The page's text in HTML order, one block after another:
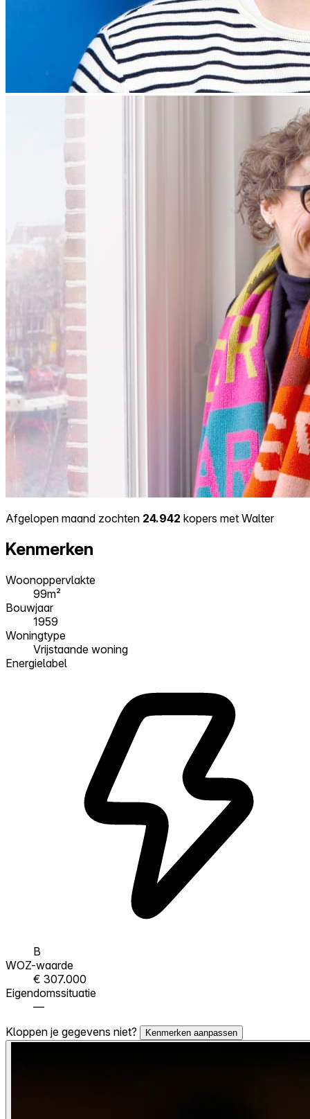
Afgelopen maand zochten 24.942 kopers met Walter
Kenmerken
Woonoppervlakte
99m²
Bouwjaar
1959
Woningtype
Vrijstaande woning
Energielabel
B
WOZ-waarde
€ 307.000
Eigendomssituatie
—
Kloppen je gegevens niet?
Kenmerken aanpassen